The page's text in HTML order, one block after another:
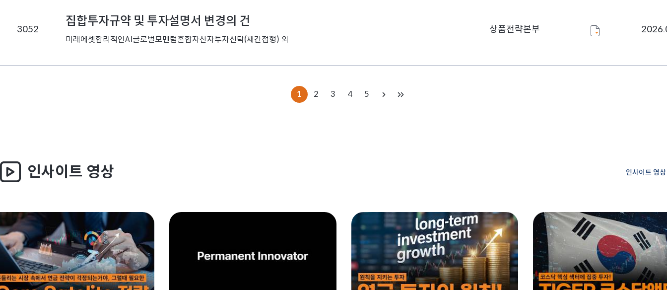
3052
집합투자규약 및 투자설명서 변경의 건
미래에셋합리적인AI글로벌모멘텀혼합자산자투자신탁(재간접형) 외
상품전략본부
1 2 3 4 5
인사이트 영상 인사이트 영